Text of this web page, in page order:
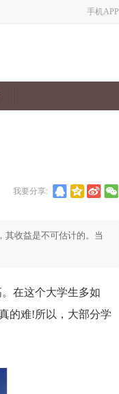
手机APP
我要分享:
其收益是不可估计的。当
在这个大学生多如
的难!所以，大部分学